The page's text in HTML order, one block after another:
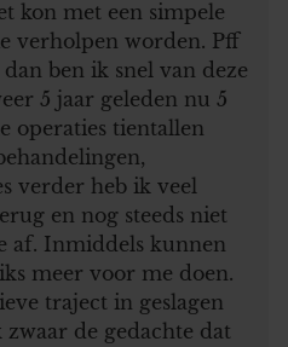
kon met een simpele
verholpen worden. Pff
ben ik snel van deze
5 jaar geleden nu 5
operaties tientallen
verder heb ik veel
en nog steeds niet
af. Inmiddels kunnen
meer voor me doen.
traject in geslagen
de gedachte dat